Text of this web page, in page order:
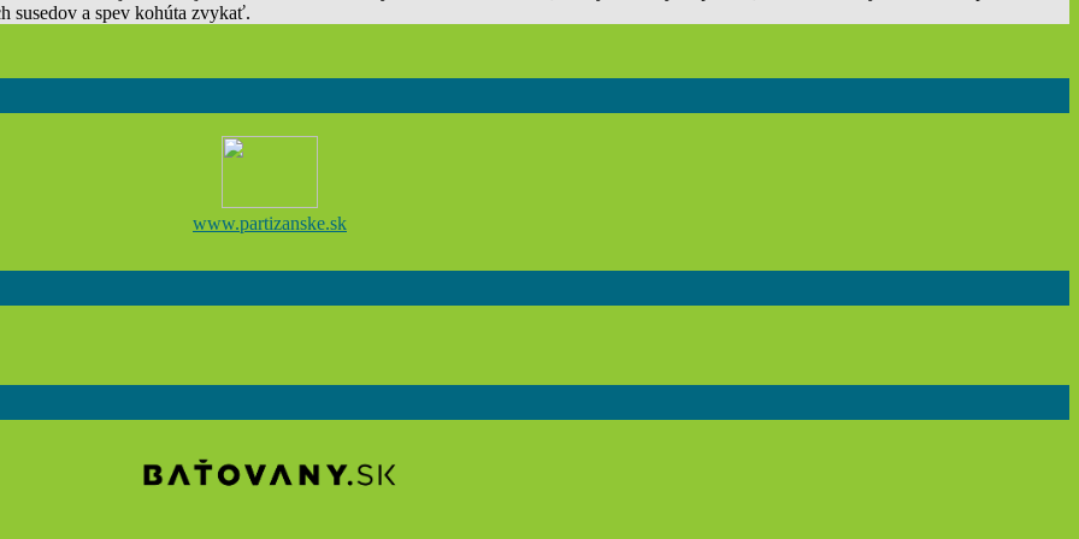
susedov a spev kohúta zvykať.
www.partizanske.sk